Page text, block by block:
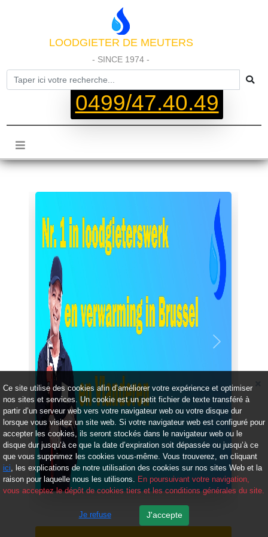
LOODGIETER DE MEUTERS
- SINCE 1974 -
0499/47.40.49
Précédent Suivant
Ce site utilise des cookies afin d’améliorer votre expérience et optimiser
nos sites et services. Un cookie est un petit fichier de texte transféré à
partir d’un serveur web vers votre navigateur web ou votre disque dur
lorsque vous visitez un site web. Si votre navigateur web est configuré pour
accepter les cookies, ils seront stockés dans le navigateur web ou le
disque dur jusqu’à ce que la date d’expiration soit dépassée ou jusqu’à ce
que vous supprimez les cookies vous-même. Vous trouverez, en cliquant
ici, les explications de notre utilisation des cookies sur nos sites Web et la
raison pour laquelle nous les utilisons. En poursuivant votre navigation,
vous acceptez le dépôt de cookies tiers et les conditions générales du site.
Je refuse J'accepte